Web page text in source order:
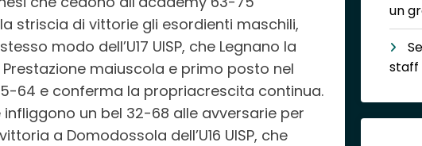
striscia di vittorie gli esordienti maschili,
modo dell’U17 UISP, che Legnano la
maiuscola e primo posto nel
64 e conferma la propriacrescita continua.
un bel 32-68 alle avversarie per
a Domodossola dell’U16 UISP, che
un
staff